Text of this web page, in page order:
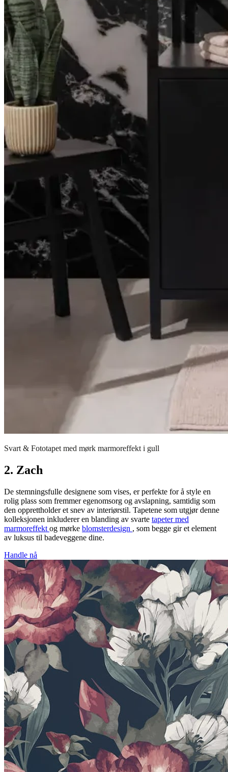
Svart & Fototapet med mørk marmoreffekt i gull
2. Zach
De stemningsfulle designene som vises, er perfekte for å style en
rolig plass som fremmer egenomsorg og avslapning, samtidig som
den opprettholder et snev av interiørstil. Tapetene som utgjør denne
kolleksjonen inkluderer en blanding av svarte tapeter med
marmoreffekt og mørke blomsterdesign , som begge gir et element
av luksus til badeveggene dine.
Handle nå